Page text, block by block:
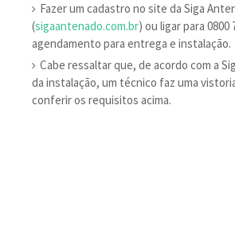
Fazer um cadastro no site da Siga
(sigaantenado.com.br) ou ligar para 0800
agendamento para entrega e instalação.
Cabe ressaltar que, de acordo com a
da instalação, um técnico faz uma
conferir os requisitos acima.